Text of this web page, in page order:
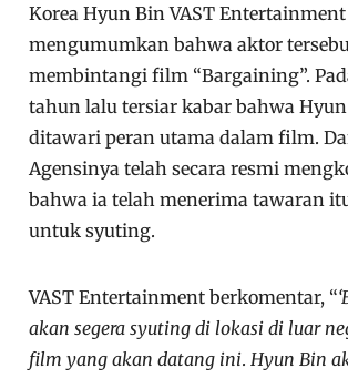
Korea Hyun Bin VAST Entertainment
mengumumkan bahwa aktor
membintangi film “Bargaining”.
tahun lalu tersiar kabar bahwa
ditawari peran utama dalam film.
Agensinya telah secara resmi
bahwa ia telah menerima tawaran
untuk syuting.
VAST Entertainment berkomentar, “
akan segera syuting di lokasi di luar
film yang akan datang ini. Hyun Bin